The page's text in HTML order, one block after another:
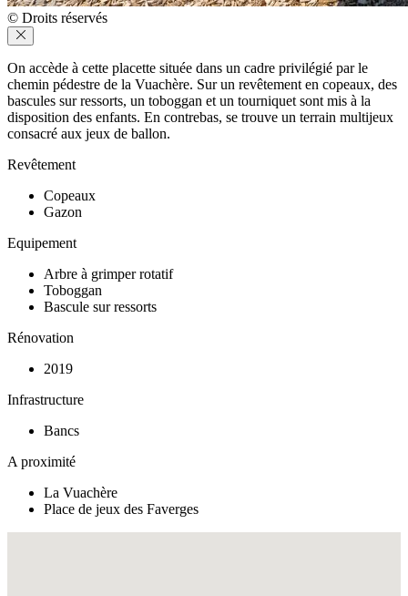
© Droits réservés
On accède à cette placette située dans un cadre privilégié par le
chemin pédestre de la Vuachère. Sur un revêtement en copeaux, des
bascules sur ressorts, un toboggan et un tourniquet sont mis à la
disposition des enfants. En contrebas, se trouve un terrain multijeux
consacré aux jeux de ballon.
Revêtement
Copeaux
Gazon
Equipement
Arbre à grimper rotatif
Toboggan
Bascule sur ressorts
Rénovation
2019
Infrastructure
Bancs
A proximité
La Vuachère
Place de jeux des Faverges